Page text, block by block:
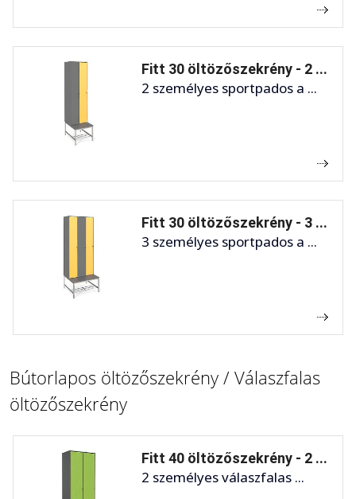
Fitt 30 öltözőszekrény - 2 ...
2 személyes sportpados a ...
Fitt 30 öltözőszekrény - 3 ...
3 személyes sportpados a ...
Bútorlapos öltözőszekrény / Válaszfalas
öltözőszekrény
Fitt 40 öltözőszekrény - 2 ...
2 személyes válaszfalas ...